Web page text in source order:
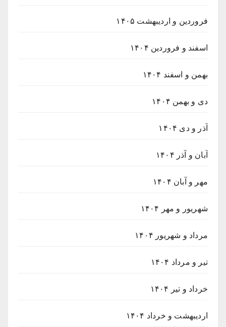
فروردین و اردیبهشت ۱۴۰۵
اسفند و فروردین ۱۴۰۴
بهمن و اسفند ۱۴۰۴
دی و بهمن ۱۴۰۴
آذر و دی ۱۴۰۴
آبان و آذر ۱۴۰۴
مهر و آبان ۱۴۰۴
شهریور و مهر ۱۴۰۴
مرداد و شهریور ۱۴۰۴
تیر و مرداد ۱۴۰۴
خرداد و تیر ۱۴۰۴
اردیبهشت و خرداد ۱۴۰۴